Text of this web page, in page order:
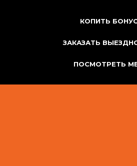
КОПИТЬ
ЗАКАЗАТЬ
ПОСМОТРЕТЬ